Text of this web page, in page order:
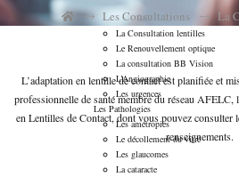
La consultation médicale
La Consultation lentilles
Le Renouvellement optique
La consultation BB Vision
L’Angiographie
Les urgences
Les Pathologies
Les amétropies
Le décollement du vitré
Les glaucomes
La cataracte
→ Les Consultations →La
L’adaptation en lentille de contact est planifiée et
professionnelle de santé membre du réseau AFELC,
en Lentilles de Contact, dont vous pouvez consulter
renseignements.